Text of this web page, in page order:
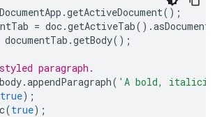
DocumentApp .getActiveDocument();
= doc.getActiveTab().
documentTab .getBody();
paragraph.
body.appendParagraph( 'A bold,
true);
(true);